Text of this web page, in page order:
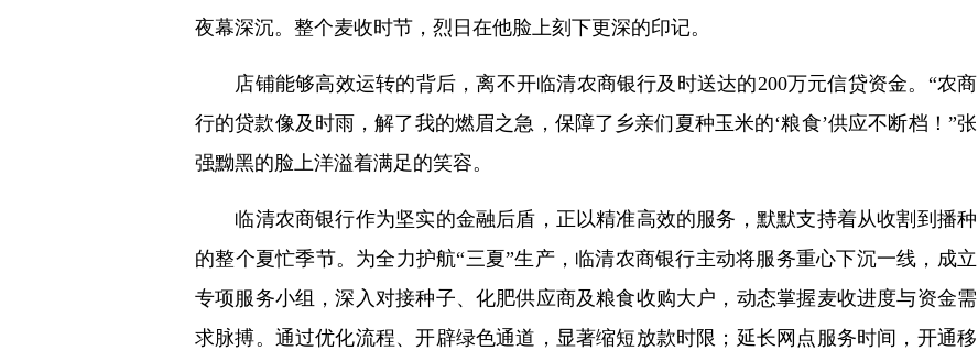
夜幕深沉。整个麦收时节，烈日在他脸上刻下更深的印记。
店铺能够高效运转的背后，离不开临清农商银行及时送达的200万元信贷资金。“农商
行的贷款像及时雨，解了我的燃眉之急，保障了乡亲们夏种玉米的‘粮食’供应不断档！”张
强黝黑的脸上洋溢着满足的笑容。
临清农商银行作为坚实的金融后盾，正以精准高效的服务，默默支持着从收割到播种
的整个夏忙季节。为全力护航“三夏”生产，临清农商银行主动将服务重心下沉一线，成立
专项服务小组，深入对接种子、化肥供应商及粮食收购大户，动态掌握麦收进度与资金需
求脉搏。通过优化流程、开辟绿色通道，显著缩短放款时限；延长网点服务时间，开通移